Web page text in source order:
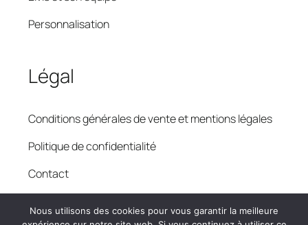
Personnalisation
Légal
Conditions générales de vente et mentions légales
Politique de confidentialité
Contact
Nous utilisons des cookies pour vous garantir la meilleure